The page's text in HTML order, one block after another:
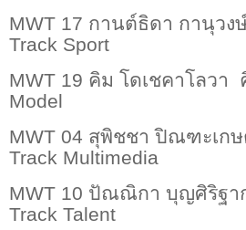
MWT 17 กานต์ธิดา กานุวง
Track Sport
MWT 19 คิม โดเชคาโลวา
Model
MWT 04 สุพิชชา ปิณฑะเก
Track Multimedia
MWT 10 ปัณณิกา บุญศิริฐา
Track Talent